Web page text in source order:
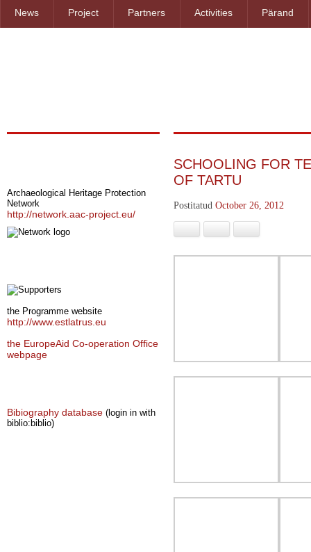
News Project Partners Activities Pärand
Archaeological Heritage Protection
Network
http://network.aac-project.eu/
the Programme website
http://www.estlatrus.eu
the EuropeAid Co-operation Office
webpage
Bibiography database (login in with
biblio:biblio)
SCHOOLING FOR
OF TARTU
Postitatud October 26, 2012